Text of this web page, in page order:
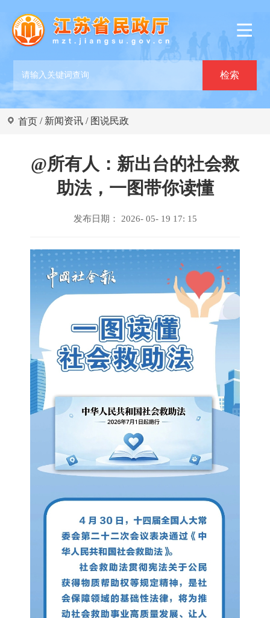
首页 / 新闻资讯 / 图说民政
@所有人：新出台的社会救
助法，一图带你读懂
发布日期： 2026- 05- 19 17: 15